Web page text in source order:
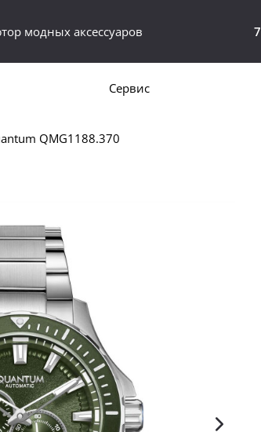
модных аксессуаров
Сервис
QMG1188.370